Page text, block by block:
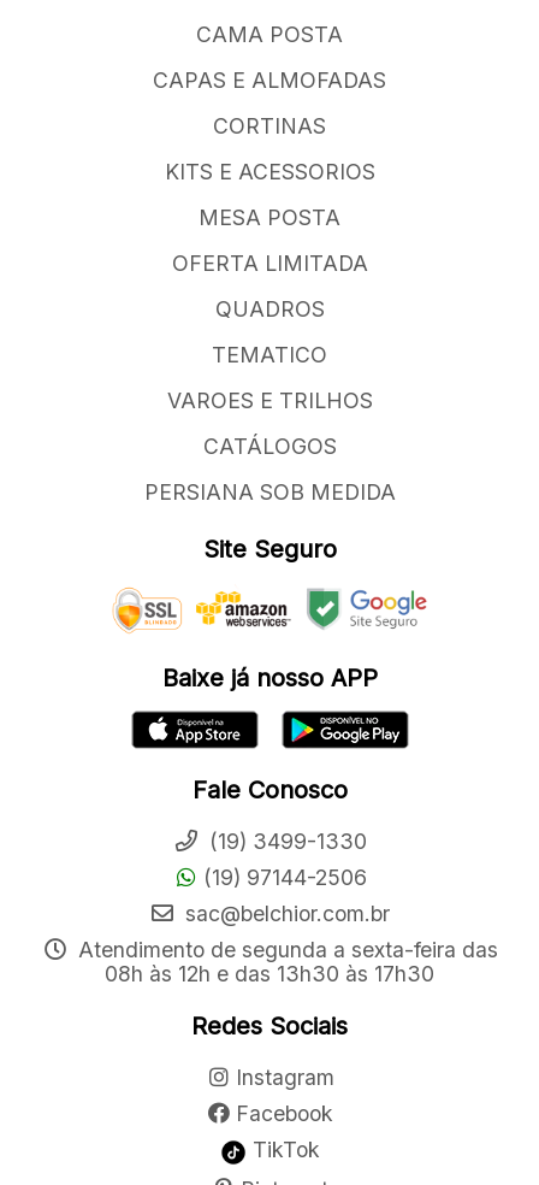
CAMA POSTA
CAPAS E ALMOFADAS
CORTINAS
KITS E ACESSORIOS
MESA POSTA
OFERTA LIMITADA
QUADROS
TEMATICO
VAROES E TRILHOS
CATÁLOGOS
PERSIANA SOB MEDIDA
Site Seguro
Baixe já nosso APP
Fale Conosco
(19) 3499-1330
(19) 97144-2506
sac@belchior.com.br
Atendimento de segunda a sexta-feira das
08h às 12h e das 13h30 às 17h30
Redes Sociais
Instagram
Facebook
TikTok